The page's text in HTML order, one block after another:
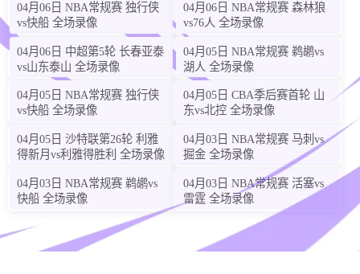
04月06日 NBA常规赛 独行侠
vs快船 全场录像
04月06日 NBA常规赛 森林狼
vs76人 全场录像
04月06日 中超第5轮 长春亚泰
vs山东泰山 全场录像
04月05日 NBA常规赛 鹈鹕vs
湖人 全场录像
04月05日 NBA常规赛 独行侠
vs快船 全场录像
04月05日 CBA季后赛首轮 山
东vs北控 全场录像
04月05日 沙特联第26轮 利雅
得新月vs利雅得胜利 全场录像
04月03日 NBA常规赛 马刺vs
掘金 全场录像
04月03日 NBA常规赛 鹈鹕vs
快船 全场录像
04月03日 NBA常规赛 活塞vs
雷霆 全场录像